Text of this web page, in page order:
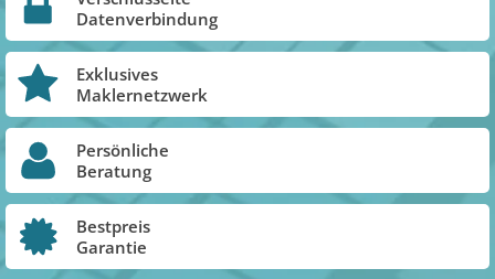
Datenverbindung
Exklusives
Maklernetzwerk
Persönliche
Beratung
Bestpreis
Garantie